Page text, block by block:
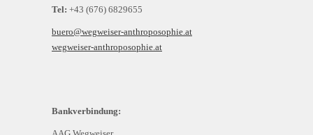
Tel: +43 (676) 6829655
buero@wegweiser-anthroposophie.at
wegweiser-anthroposophie.at
Bankverbindung: